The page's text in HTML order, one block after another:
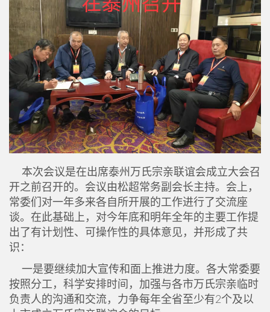
本次会议是在出席泰州万氏宗亲联谊会成立大会召
开之前召开的。会议由松超常务副会长主持。会上，
常委们对一年多来各自所开展的工作进行了交流座
谈。在此基础上，对今年底和明年全年的主要工作提
出了有计划性、可操作性的具体意见，并形成了共
识：
一是要继续加大宣传和面上推进力度。各大常委要
按照分工，科学安排时间，加强与各市万氏宗亲临时
负责人的沟通和交流，力争每年全省至少有2个及以